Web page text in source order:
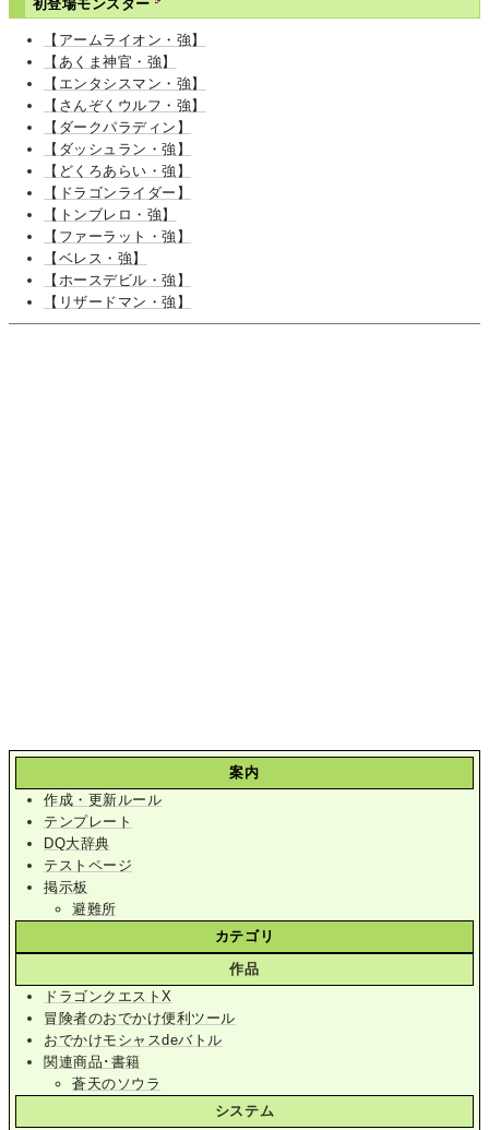
初登場モンスター
【アームライオン・強】
【あくま神官・強】
【エンタシスマン・強】
【さんぞくウルフ・強】
【ダークパラディン】
【ダッシュラン・強】
【どくろあらい・強】
【ドラゴンライダー】
【トンブレロ・強】
【ファーラット・強】
【ベレス・強】
【ホースデビル・強】
【リザードマン・強】
案内
作成・更新ルール
テンプレート
DQ大辞典
テストページ
掲示板
避難所
カテゴリ
作品
ドラゴンクエストX
冒険者のおでかけ便利ツール
おでかけモシャスdeバトル
関連商品･書籍
蒼天のソウラ
システム